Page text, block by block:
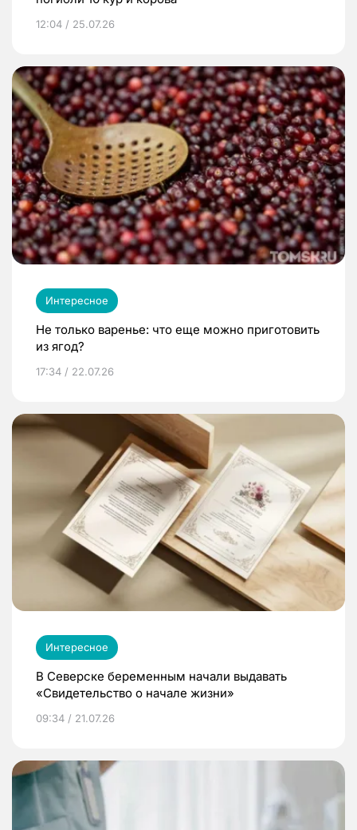
12:04 / 25.07.26
Интересное
Не только варенье: что еще можно приготовить
из ягод?
17:34 / 22.07.26
Интересное
В Северске беременным начали выдавать
«Свидетельство о начале жизни»
09:34 / 21.07.26